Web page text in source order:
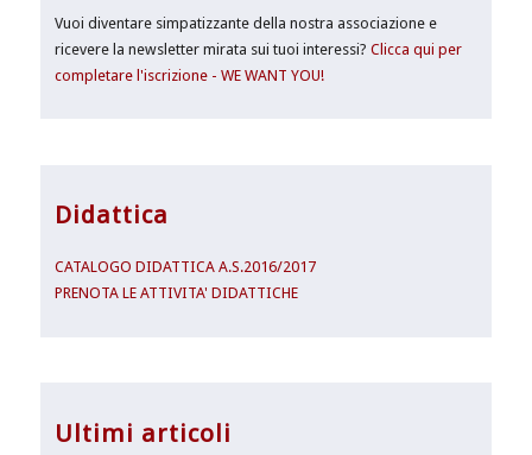
Vuoi diventare simpatizzante della nostra associazione e
ricevere la newsletter mirata sui tuoi interessi?Clicca qui per
completare l'iscrizione - WE WANT YOU!
Didattica
CATALOGO DIDATTICA A.S.2016/2017
PRENOTA LE ATTIVITA' DIDATTICHE
Ultimi articoli